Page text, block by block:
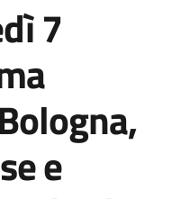
7
e